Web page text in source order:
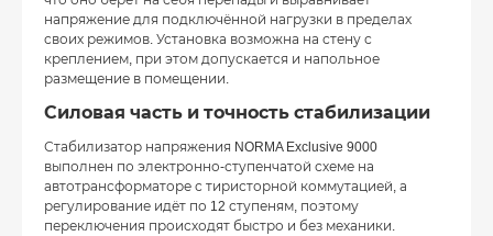
напряжение для подключённой нагрузки в пределах
своих режимов. Установка возможна на стену с
креплением, при этом допускается и напольное
размещение в помещении.
Силовая часть и точность стабилизации
Стабилизатор напряжения NORMA Exclusive 9000
выполнен по электронно-ступенчатой схеме на
автотрансформаторе с тиристорной коммутацией, а
регулирование идёт по 12 ступеням, поэтому
переключения происходят быстро и без механики.